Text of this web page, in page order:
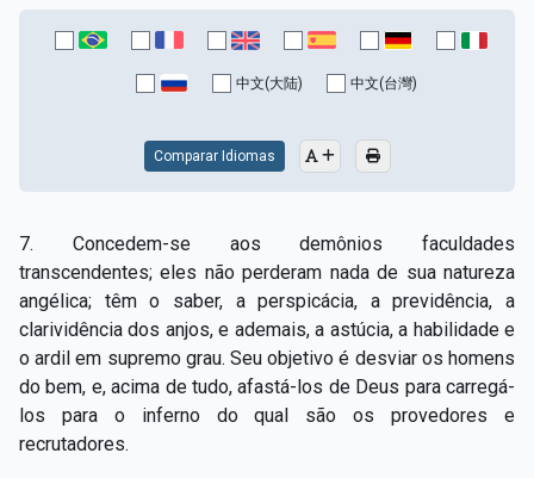
中文(大陆) 中文(台灣)
Comparar Idiomas
7. Concedem-se aos demônios faculdades
transcendentes; eles não perderam nada de sua natureza
angélica; têm o saber, a perspicácia, a previdência, a
clarividência dos anjos, e ademais, a astúcia, a habilidade e
o ardil em supremo grau. Seu objetivo é desviar os homens
do bem, e, acima de tudo, afastá-los de Deus para carregá-
los para o inferno do qual são os provedores e
recrutadores.